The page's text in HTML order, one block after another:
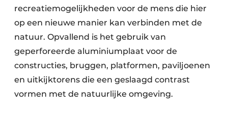
recreatiemogelijkheden voor de mens die hier
op een nieuwe manier kan verbinden met de
natuur. Opvallend is het gebruik van
geperforeerde aluminiumplaat voor de
constructies, bruggen, platformen, paviljoenen
en uitkijktorens die een geslaagd contrast
vormen met de natuurlijke omgeving.